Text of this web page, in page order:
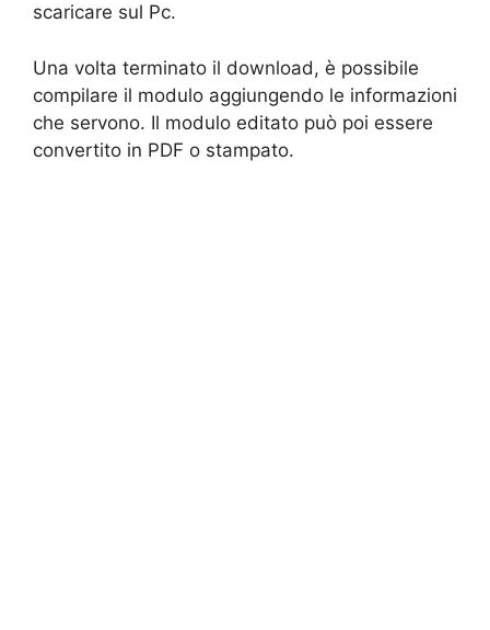
scaricare sul Pc.
Una volta terminato il download, è possibile
compilare il modulo aggiungendo le informazioni
che servono. Il modulo editato può poi essere
convertito in PDF o stampato.